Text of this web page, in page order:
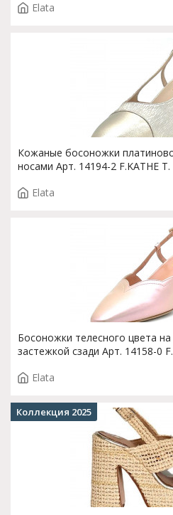
Elata
Кожаные босоножки
носами Арт. 14194-2 F.KATHE T.
Elata
Босоножки телесного цвета
застежкой сзади Арт. 14158-0
Elata
Коллекция 2025